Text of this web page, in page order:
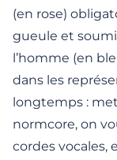
(en rose)
gueule et
l’homme (en
dans les
longtemps :
normcore, on
cordes vocales,